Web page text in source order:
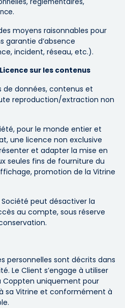
moyens raisonnables pour
garantie d’absence
incident, réseau, etc.).
sur les contenus
de données, contenus et
reproduction/extraction non
pour le monde entier et
une licence non exclusive
et adapter la mise en
seules fins de fourniture du
promotion de la Vitrine
peut désactiver la
au compte, sous réserve
personnelles sont décrits dans
Le Client s’engage à utiliser
Coppten uniquement pour
sa Vitrine et conformément à